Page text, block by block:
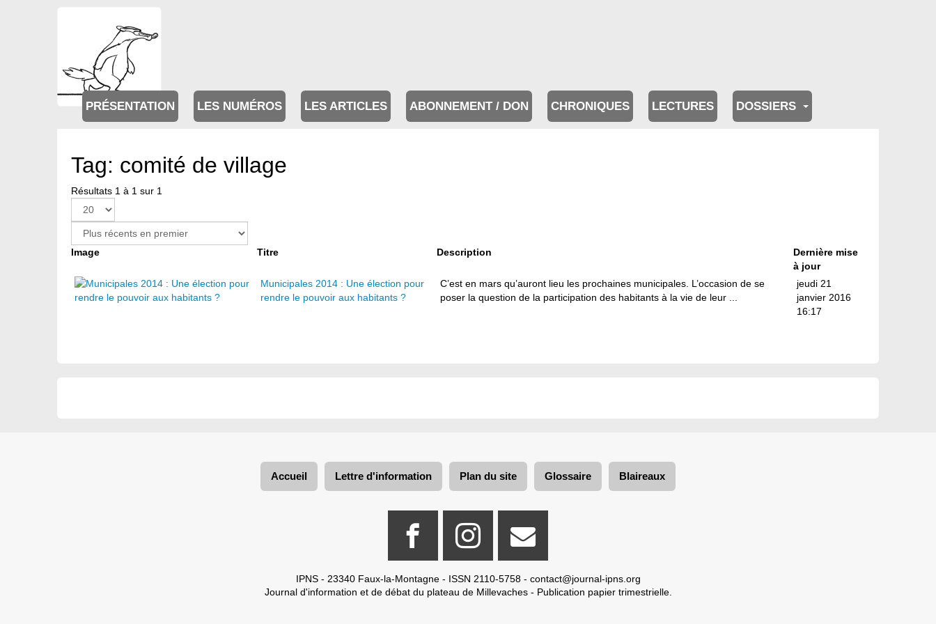
PRÉSENTATION LES NUMÉROS LES ARTICLES ABONNEMENT / DON CHRONIQUES LECTURES DOSSIERS
Tag: comité de village
Résultats 1 à 1 sur 1
Image Titre Description
Dernière mise
à jour
Municipales 2014 : Une élection pour
rendre le pouvoir aux habitants ?
C’est en mars qu’auront lieu les prochaines municipales. L’occasion de se
poser la question de la participation des habitants à la vie de leur ...
jeudi 21
janvier 2016
16:17
Accueil Lettre d'information Plan du site Glossaire Blaireaux
IPNS - 23340 Faux-la-Montagne - ISSN 2110-5758 - contact@journal-ipns.org
Journal d'information et de débat du plateau de Millevaches - Publication papier trimestrielle.